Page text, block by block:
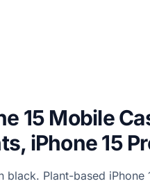
15 Mobile
iPhone 15
black. Plant-based iPhone